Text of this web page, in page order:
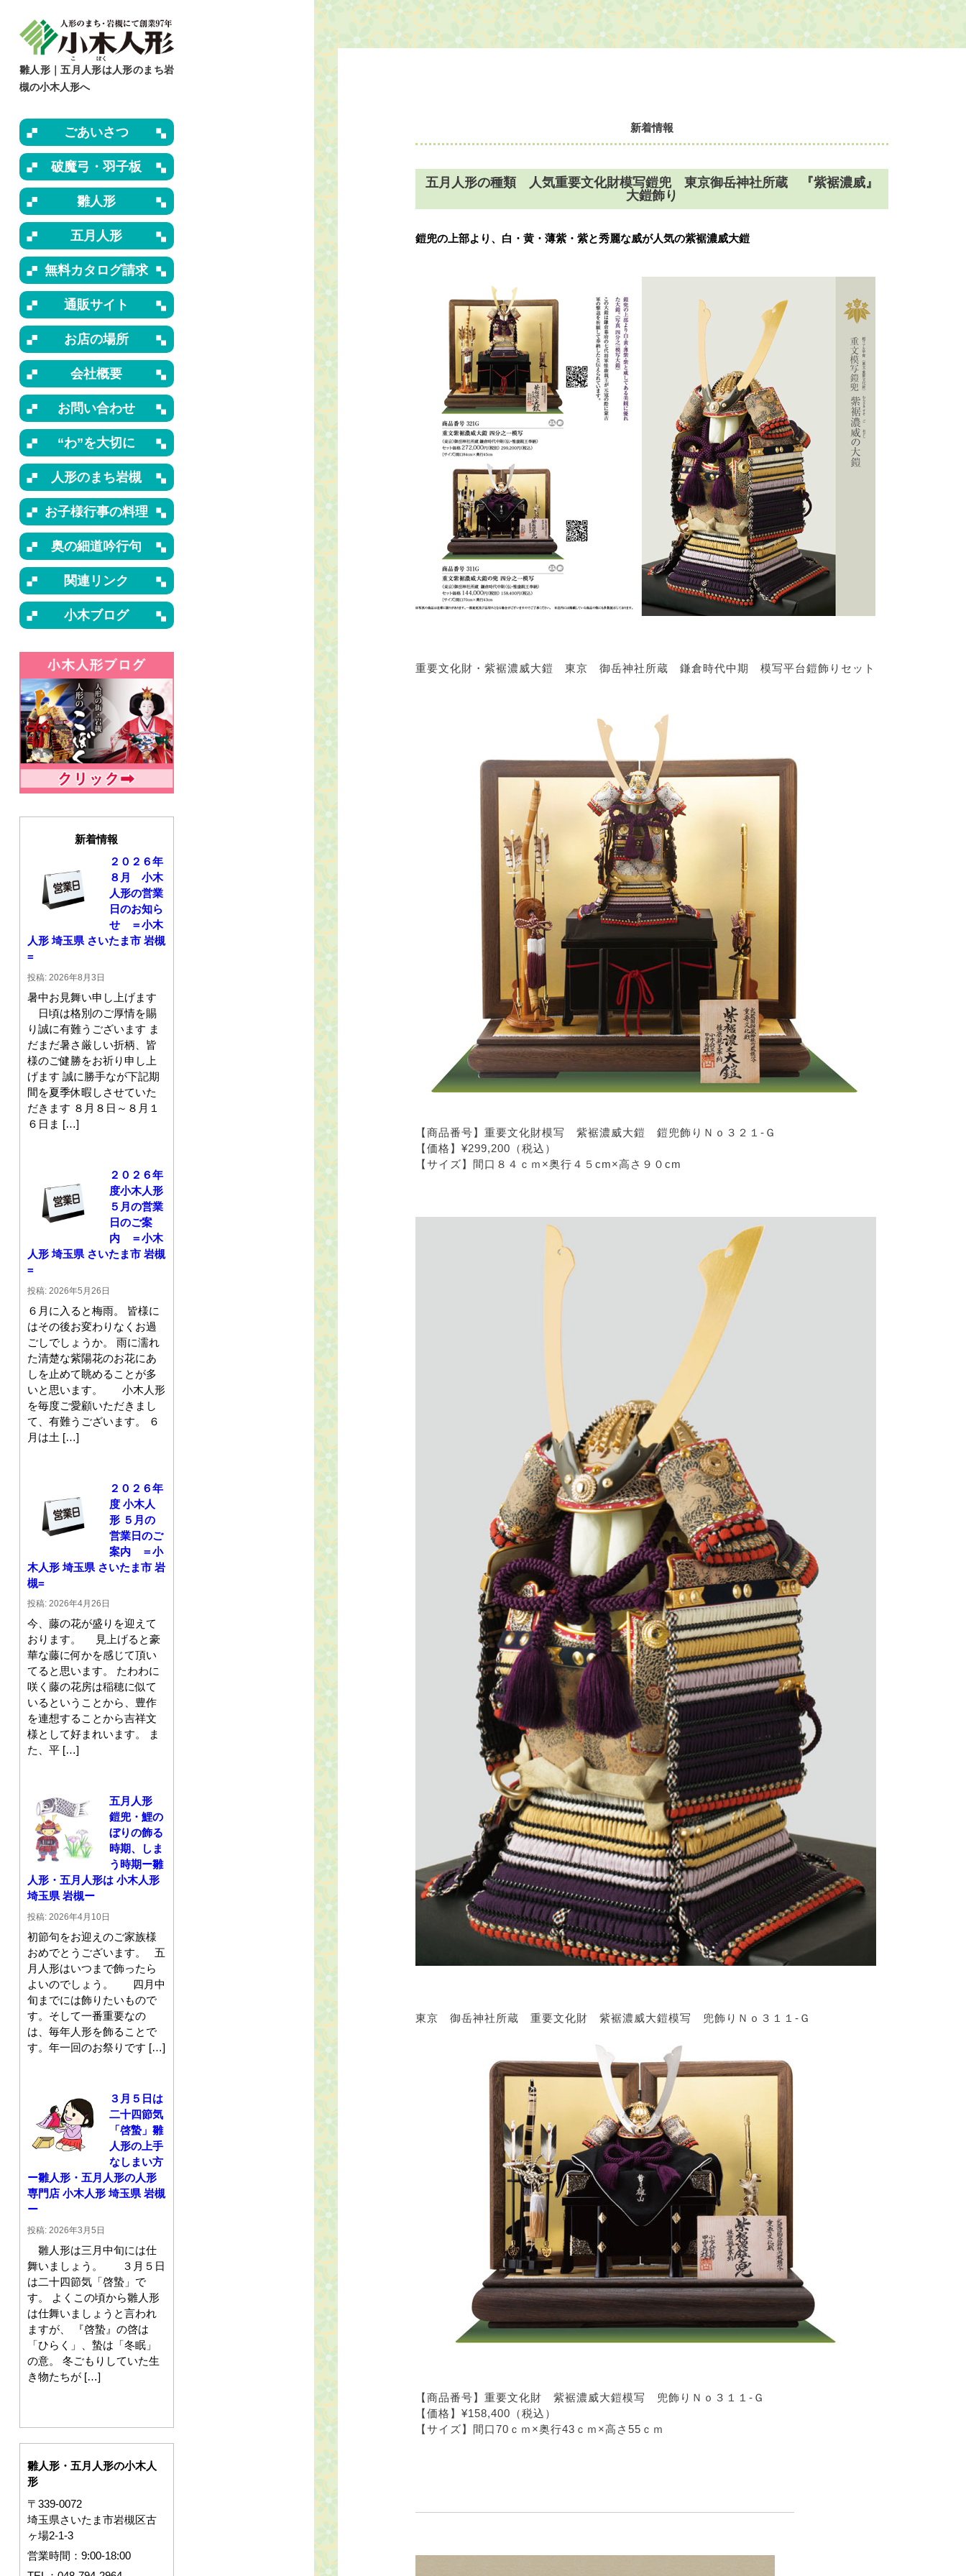
雛人形｜五月人形は人形のまち岩
槻の小木人形へ
ごあいさつ
破魔弓・羽子板
雛人形
五月人形
無料カタログ請求
通販サイト
お店の場所
会社概要
お問い合わせ
“わ”を大切に
人形のまち岩槻
お子様行事の料理
奥の細道吟行句
関連リンク
小木ブログ
新着情報
２０２６年
８月 小木
人形の営業
日のお知ら
せ ＝小木
人形 埼玉県 さいたま市 岩槻
=
投稿: 2026年8月3日
暑中お見舞い申し上げます
日頃は格別のご厚情を賜
り誠に有難うございます ま
だまだ暑さ厳しい折柄、皆
様のご健勝をお祈り申し上
げます 誠に勝手なが下記期
間を夏季休暇しさせていた
だきます ８月８日～８月１
６日ま […]
２０２６年
度小木人形
５月の営業
日のご案
内 ＝小木
人形 埼玉県 さいたま市 岩槻
=
投稿: 2026年5月26日
６月に入ると梅雨。 皆様に
はその後お変わりなくお過
ごしでしょうか。 雨に濡れ
た清楚な紫陽花のお花にあ
しを止めて眺めることが多
いと思います。 小木人形
を毎度ご愛顧いただきまし
て、有難うございます。 ６
月は土 […]
２０２６年
度 小木人
形 ５月の
営業日のご
案内 ＝小
木人形 埼玉県 さいたま市 岩
槻=
投稿: 2026年4月26日
今、藤の花が盛りを迎えて
おります。 見上げると豪
華な藤に何かを感じて頂い
てると思います。 たわわに
咲く藤の花房は稲穂に似て
いるということから、豊作
を連想することから吉祥文
様として好まれいます。 ま
た、平 […]
五月人形
鎧兜・鯉の
ぼりの飾る
時期、しま
う時期ー雛
人形・五月人形は 小木人形
埼玉県 岩槻ー
投稿: 2026年4月10日
初節句をお迎えのご家族様
おめでとうございます。 五
月人形はいつまで飾ったら
よいのでしょう。 四月中
旬までには飾りたいもので
す。そして一番重要なの
は、毎年人形を飾ることで
す。年一回のお祭りです […]
３月５日は
二十四節気
「啓蟄」雛
人形の上手
なしまい方
ー雛人形・五月人形の人形
専門店 小木人形 埼玉県 岩槻
ー
投稿: 2026年3月5日
雛人形は三月中旬には仕
舞いましょう。 ３月５日
は二十四節気「啓蟄」で
す。 よくこの頃から雛人形
は仕舞いましょうと言われ
ますが、 『啓蟄』の啓は
「ひらく」、蟄は「冬眠」
の意。 冬ごもりしていた生
き物たちが […]
雛人形・五月人形の小木人
形
〒339-0072
埼玉県さいたま市岩槻区古
ヶ場2-1-3
営業時間：9:00-18:00
新着情報
五月人形の種類 人気重要文化財模写鎧兜 東京御岳神社所蔵 『紫裾濃威』
大鎧飾り
鎧兜の上部より、白・黄・薄紫・紫と秀麗な威が人気の紫裾濃威大鎧
重要文化財・紫裾濃威大鎧 東京 御岳神社所蔵 鎌倉時代中期 模写平台鎧飾りセット
【商品番号】重要文化財模写 紫裾濃威大鎧 鎧兜飾りＮｏ３２１-Ｇ
【価格】¥299,200（税込）
【サイズ】間口８４ｃｍ×奥行４５cm×高さ９０cm
東京 御岳神社所蔵 重要文化財 紫裾濃威大鎧模写 兜飾りＮｏ３１１-Ｇ
【商品番号】重要文化財 紫裾濃威大鎧模写 兜飾りＮｏ３１１-Ｇ
【価格】¥158,400（税込）
【サイズ】間口70ｃｍ×奥行43ｃｍ×高さ55ｃｍ